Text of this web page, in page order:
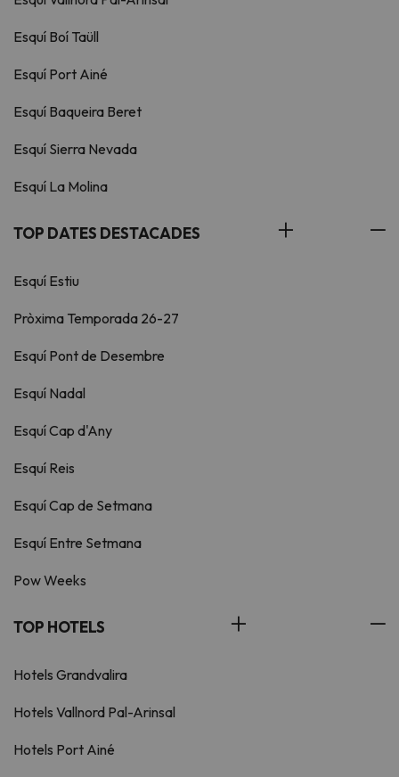
Esquí Boí Taüll
Esquí Port Ainé
Esquí Baqueira Beret
Esquí Sierra Nevada
Esquí La Molina
TOP DATES DESTACADES
Esquí Estiu
Pròxima Temporada 26-27
Esquí Pont de Desembre
Esquí Nadal
Esquí Cap d'Any
Esquí Reis
Esquí Cap de Setmana
Esquí Entre Setmana
Pow Weeks
TOP HOTELS
Hotels Grandvalira
Hotels Vallnord Pal-Arinsal
Hotels Port Ainé